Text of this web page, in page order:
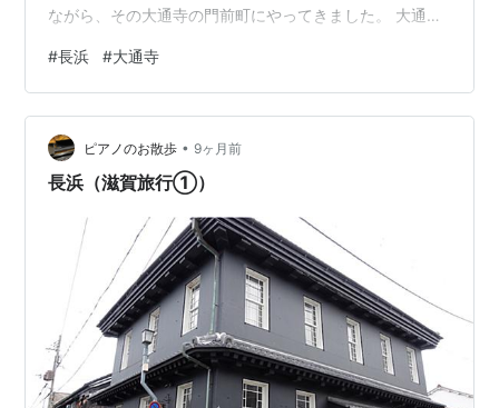
ながら、その大通寺の門前町にやってきました。 大通寺
ブースにスタンプが置いてあるようです。 何これ？
NAGAHAMA Kimono AWARDSだって。 お寺に向かう参
道に赤毛氈が敷かれたランウェイができてました。 午後
からここで市内の着物業者自慢の振袖や新しいスタイリ
ングの着物のファッションショーが行われ、一般投票で
#長浜 #大通寺
ピアノのお散歩 • 9ヶ月前
長浜（滋賀旅行①）